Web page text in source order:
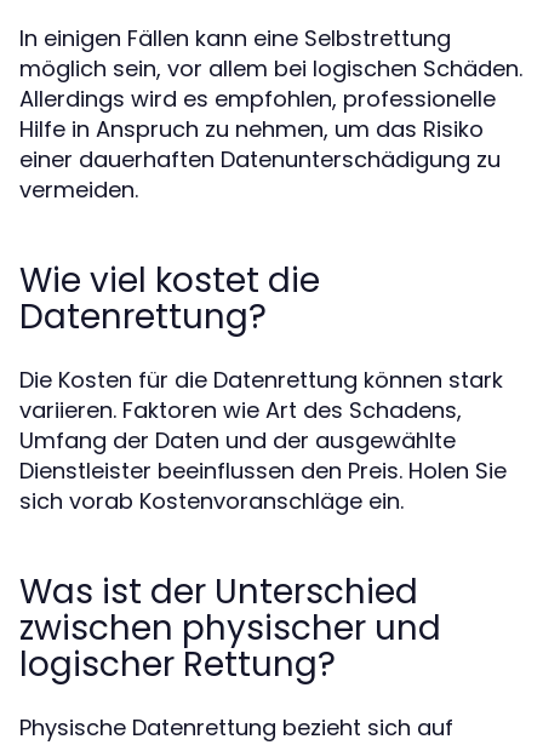
In einigen Fällen kann eine Selbstrettung
möglich sein, vor allem bei logischen Schäden.
Allerdings wird es empfohlen, professionelle
Hilfe in Anspruch zu nehmen, um das Risiko
einer dauerhaften Datenunterschädigung zu
vermeiden.
Wie viel kostet die
Datenrettung?
Die Kosten für die Datenrettung können stark
variieren. Faktoren wie Art des Schadens,
Umfang der Daten und der ausgewählte
Dienstleister beeinflussen den Preis. Holen Sie
sich vorab Kostenvoranschläge ein.
Was ist der Unterschied
zwischen physischer und
logischer Rettung?
Physische Datenrettung bezieht sich auf